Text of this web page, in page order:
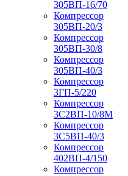
305ВП-16/70
Компрессор
305ВП-20/3
Компрессор
305ВП-30/8
Компрессор
305ВП-40/3
Компрессор
3ГП-5/220
Компрессор
3С2ВП-10/8М
Компрессор
3С5ВП-40/3
Компрессор
402ВП-4/150
Компрессор